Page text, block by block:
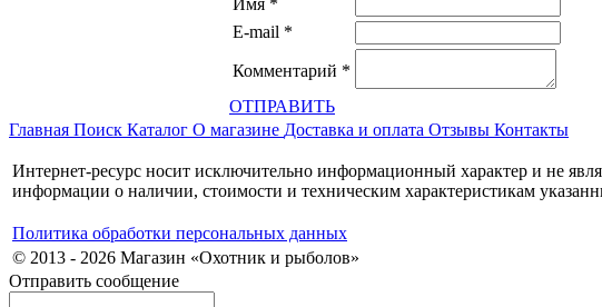
E-mail *
Комментарий *
ОТПРАВИТЬ
Главная Поиск Каталог О магазине Доставка и оплата Отзывы Контакты
Интернет-ресурс носит исключительно информационный характер и не
информации о наличии, стоимости и техническим характеристикам
Политика обработки персональных данных
© 2013 - 2026 Магазин «Охотник и рыболов»
Отправить сообщение